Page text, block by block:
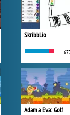
Skribbl.io
Adam a Eva: Golf